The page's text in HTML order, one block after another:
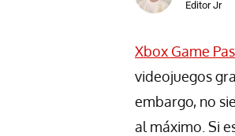
Editor Jr
Xbox Game
videojuegos
embargo, no
al máximo. Si